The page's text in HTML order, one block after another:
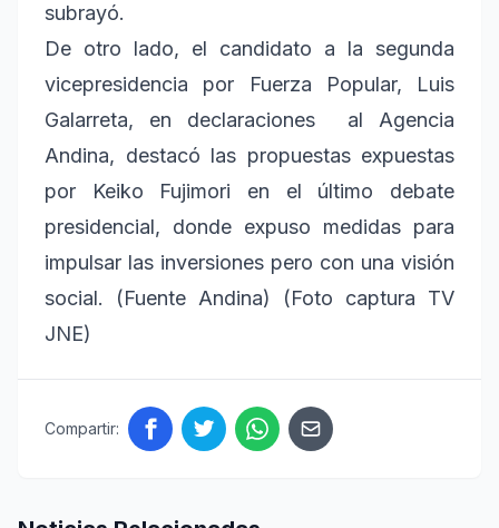
subrayó.
De otro lado, el candidato a la segunda
vicepresidencia por Fuerza Popular, Luis
Galarreta, en declaraciones al Agencia
Andina, destacó las propuestas expuestas
por Keiko Fujimori en el último debate
presidencial, donde expuso medidas para
impulsar las inversiones pero con una visión
social. (Fuente Andina) (Foto captura TV
JNE)
Compartir: